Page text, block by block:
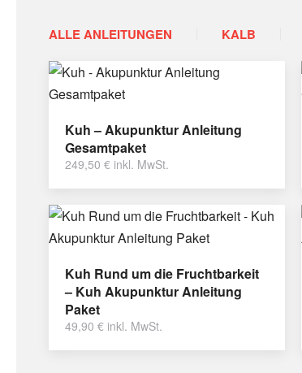
ALLE ANLEITUNGEN KALB
Kuh – Akupunktur Anleitung
Gesamtpaket
249,50 € inkl. MwSt.
Kuh Rund um die Fruchtbarkeit
– Kuh Akupunktur Anleitung
Paket
49,90 € inkl. MwSt.